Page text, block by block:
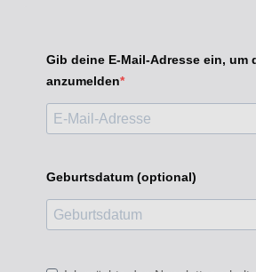
Gib deine E-Mail-Adresse ein, um
anzumelden
Geburtsdatum (optional)